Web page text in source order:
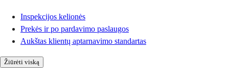
Inspekcijos kelionės
Prekės ir po pardavimo paslaugos
Aukštas klientų aptarnavimo standartas
Žiūrėti viską